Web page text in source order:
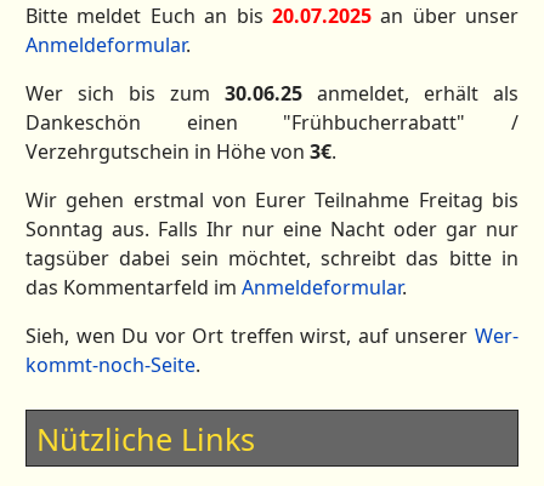
Bitte meldet Euch an bis 20.07.2025an über unser
Anmeldeformular.
Wer sich bis zum 30.06.25 anmeldet, erhält als
Dankeschön einen "Frühbucherrabatt" /
Verzehrgutschein in Höhe von 3€.
Wir gehen erstmal von Eurer Teilnahme Freitag bis
Sonntag aus. Falls Ihr nur eine Nacht oder gar nur
tagsüber dabei sein möchtet, schreibt das bitte in
das Kommentarfeld im Anmeldeformular.
Sieh, wen Du vor Ort treffen wirst, auf unserer Wer-
kommt-noch-Seite.
Nützliche Links